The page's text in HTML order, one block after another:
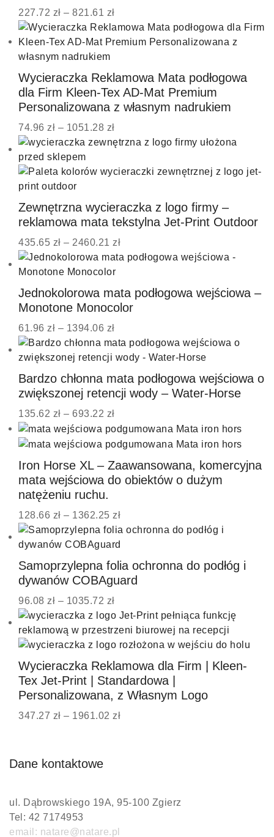
227.72 zł – 821.61 zł
Wycieraczka Reklamowa Mata podłogowa
dla Firm Kleen-Tex AD-Mat Premium
Personalizowana z własnym nadrukiem
74.96 zł – 1051.28 zł
Zewnętrzna wycieraczka z logo firmy –
reklamowa mata tekstylna Jet-Print Outdoor
435.65 zł – 2460.21 zł
Jednokolorowa mata podłogowa wejściowa –
Monotone Monocolor
61.96 zł – 1394.06 zł
Bardzo chłonna mata podłogowa wejściowa o
zwiększonej retencji wody – Water-Horse
135.62 zł – 693.22 zł
Iron Horse XL – Zaawansowana, komercyjna
mata wejściowa do obiektów o dużym
natężeniu ruchu.
128.66 zł – 1362.25 zł
Samoprzylepna folia ochronna do podłóg i
dywanów COBAguard
96.08 zł – 1035.72 zł
Wycieraczka Reklamowa dla Firm | Kleen-
Tex Jet-Print | Standardowa |
Personalizowana, z Własnym Logo
347.27 zł – 1961.02 zł
Dane kontaktowe
ul. Dąbrowskiego 19A, 95-100 Zgierz
Tel: 42 7174953
email: natare@natare.pl